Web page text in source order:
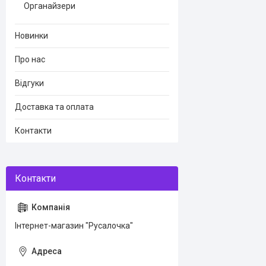
Органайзери
Новинки
Про нас
Відгуки
Доставка та оплата
Контакти
Інтернет-магазин "Русалочка"